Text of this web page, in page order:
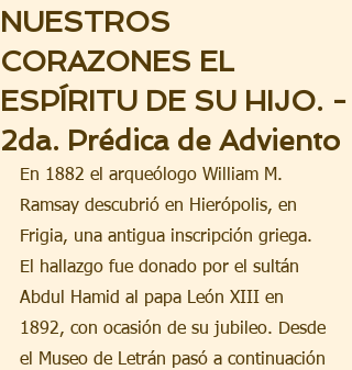
NUESTROS
CORAZONES EL
ESPÍRITU DE SU HIJO. -
2da. Prédica de Adviento
En 1882 el arqueólogo William M.
Ramsay descubrió en Hierópolis, en
Frigia, una antigua inscripción griega.
El hallazgo fue donado por el sultán
Abdul Hamid al papa León XIII en
1892, con ocasión de su jubileo. Desde
el Museo de Letrán pasó a continuación